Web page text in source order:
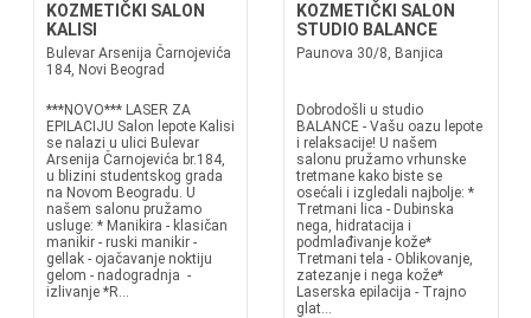
KOZMETIČKI SALON
KALISI
Bulevar Arsenija Čarnojevića
184, Novi Beograd
***NOVO*** LASER ZA
EPILACIJU Salon lepote Kalisi
se nalazi u ulici Bulevar
Arsenija Čarnojevića br.184,
u blizini studentskog grada
na Novom Beogradu. U
našem salonu pružamo
usluge: * Manikira - klasičan
manikir - ruski manikir -
gellak - ojačavanje noktiju
gelom - nadogradnja -
izlivanje *R...
KOZMETIČKI SALON
STUDIO BALANCE
Paunova 30/8, Banjica
Dobrodošli u studio
BALANCE - Vašu oazu lepote
i relaksacije! U našem
salonu pružamo vrhunske
tretmane kako biste se
osećali i izgledali najbolje: *
Tretmani lica - Dubinska
nega, hidratacija i
podmlađivanje kože*
Tretmani tela - Oblikovanje,
zatezanje i nega kože*
Laserska epilacija - Trajno
glat...